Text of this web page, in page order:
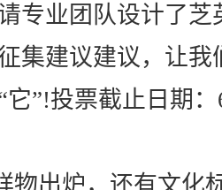
专业团队设计了
集建议建议，让
它”!投票截止日期